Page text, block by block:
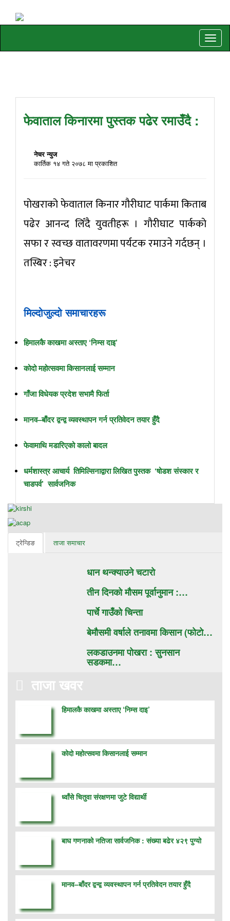
Toggle
फेवाताल किनारमा पुस्तक पढेर रमाउँदै :
नेचर न्युज
कार्तिक १४ गते २०७८ मा प्रकाशित
पोखराको फेवाताल किनार गौरीघाट पार्कमा किताब
पढेर आनन्द लिँदै युवतीहरू । गाैरीघाट पार्ककाे
सफा र स्वच्छ वातावरणमा पर्यटक रमाउने गर्दछन् ।
तस्बिर : इनेचर
मिल्दोजुल्दो समाचारहरू
हिमालकै काखमा अस्ताए ‘निम्स दाइ’
कोदो महोत्सवमा किसानलाई सम्मान
गाँजा विधेयक प्रदेश सभामै फिर्ता
मानव–बाँदर द्वन्द्व व्यवस्थापन गर्न प्रतिवेदन तयार हुँदै
फेवामाथि मडारिएको कालो बादल
धर्मशास्त्र आचार्य तिमिल्सिनाद्वारा लिखित पुस्तक ‘षोडश संस्कार र
चाडपर्व’ सार्वजनिक
ट्रेन्डिङ ताजा समाचार
धान थन्क्याउने चटाराे
तीन दिनको मौसम पूर्वानुमान :…
पार्चे गाउँको चिन्ता
बेमौसमी वर्षाले तनावमा किसान (फाेटाे…
लकडाउनमा पोखरा : सुनसान
सडकमा…
ताजा खवर
हिमालकै काखमा अस्ताए ‘निम्स दाइ’
कोदो महोत्सवमा किसानलाई सम्मान
ध्वाँसे चितुवा संरक्षणमा जुटे विद्यार्थी
बाघ गणनाको नतिजा सार्वजनिक : संख्या बढेर ४२९ पुग्यो
मानव–बाँदर द्वन्द्व व्यवस्थापन गर्न प्रतिवेदन तयार हुँदै